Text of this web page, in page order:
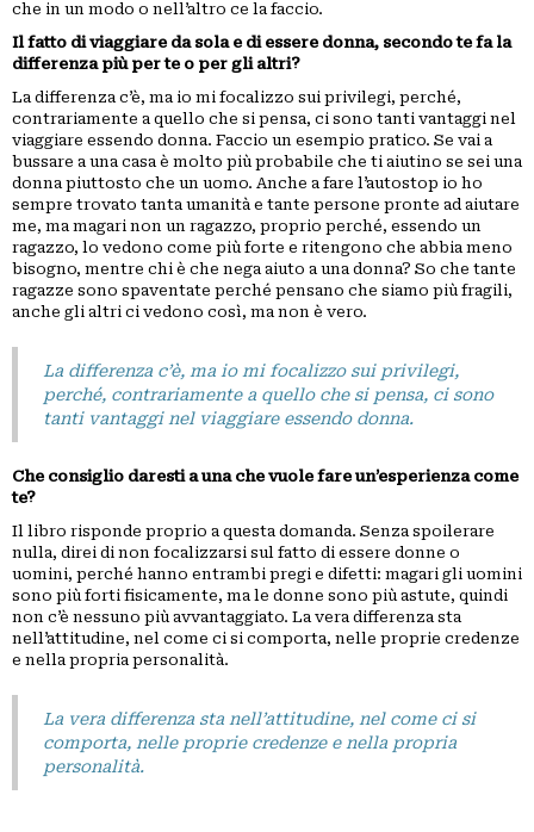
che in un modo o nell’altro ce la faccio.
Il fatto di viaggiare da sola e di essere donna, secondo te fa la
differenza più per te o per gli altri?
La differenza c’è, ma io mi focalizzo sui privilegi, perché,
contrariamente a quello che si pensa, ci sono tanti vantaggi nel
viaggiare essendo donna. Faccio un esempio pratico. Se vai a
bussare a una casa è molto più probabile che ti aiutino se sei una
donna piuttosto che un uomo. Anche a fare l’autostop io ho
sempre trovato tanta umanità e tante persone pronte ad aiutare
me, ma magari non un ragazzo, proprio perché, essendo un
ragazzo, lo vedono come più forte e ritengono che abbia meno
bisogno, mentre chi è che nega aiuto a una donna? So che tante
ragazze sono spaventate perché pensano che siamo più fragili,
anche gli altri ci vedono così, ma non è vero.
La differenza c’è, ma io mi focalizzo sui privilegi,
perché, contrariamente a quello che si pensa, ci sono
tanti vantaggi nel viaggiare essendo donna.
Che consiglio daresti a una che vuole fare un’esperienza come
te?
Il libro risponde proprio a questa domanda. Senza spoilerare
nulla, direi di non focalizzarsi sul fatto di essere donne o
uomini, perché hanno entrambi pregi e difetti: magari gli uomini
sono più forti fisicamente, ma le donne sono più astute, quindi
non c’è nessuno più avvantaggiato. La vera differenza sta
nell’attitudine, nel come ci si comporta, nelle proprie credenze
e nella propria personalità.
La vera differenza sta nell’attitudine, nel come ci si
comporta, nelle proprie credenze e nella propria
personalità.